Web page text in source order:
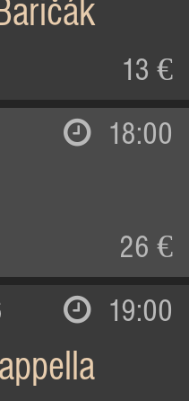
13 €
18:00
26 €
19:00